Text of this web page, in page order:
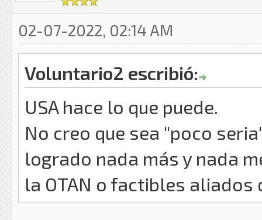
02-07-2022, 02:14 AM
Voluntario2 escribió:
USA hace lo que puede.
No creo que sea "poco
logrado nada más y nada
la OTAN o factibles aliados